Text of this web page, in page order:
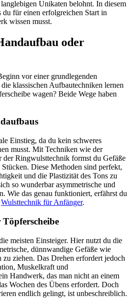
Unikaten belohnt. In diesem
du für einen erfolgreichen Start in
wissen musst.
oder
vor einer grundlegenden
klassischen Aufbautechniken lernen
wagen? Beide Wege haben
Einstieg, da du kein schweres
musst. Mit Techniken wie der
der Ringwulsttechnik formst du Gefäße
Diese Methoden sind perfekt,
und die Plastizität des Tons zu
so wunderbar asymmetrische und
Wie das genau funktioniert, erfährst du
Wulsttechnik für Anfänger.
meisten Einsteiger. Hier nutzt du die
dünnwandige Gefäße wie
zu ziehen. Das Drehen erfordert jedoch
Muskelkraft und
Handwerk, das man nicht an einem
Wochen des Übens erfordert. Doch
endlich gelingt, ist unbeschreiblich.